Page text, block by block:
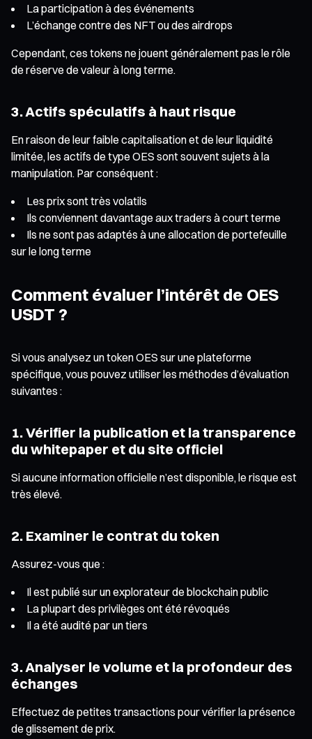
La participation à des événements
L’échange contre des NFT ou des airdrops
Cependant, ces tokens ne jouent généralement pas le rôle
de réserve de valeur à long terme.
3. Actifs spéculatifs à haut risque
En raison de leur faible capitalisation et de leur liquidité
limitée, les actifs de type OES sont souvent sujets à la
manipulation. Par conséquent :
Les prix sont très volatils
Ils conviennent davantage aux traders à court terme
Ils ne sont pas adaptés à une allocation de portefeuille
sur le long terme
Comment évaluer l’intérêt de OES
USDT ?
Si vous analysez un token OES sur une plateforme
spécifique, vous pouvez utiliser les méthodes d’évaluation
suivantes :
1. Vérifier la publication et la transparence
du whitepaper et du site officiel
Si aucune information officielle n’est disponible, le risque est
très élevé.
2. Examiner le contrat du token
Assurez-vous que :
Il est publié sur un explorateur de blockchain public
La plupart des privilèges ont été révoqués
Il a été audité par un tiers
3. Analyser le volume et la profondeur des
échanges
Effectuez de petites transactions pour vérifier la présence
de glissement de prix.